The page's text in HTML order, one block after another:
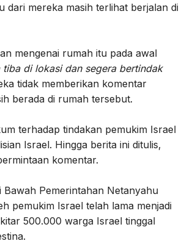
dari mereka masih terlihat berjalan di
mengenai rumah itu pada awal
tiba di lokasi dan segera bertindak
tidak memberikan komentar
berada di rumah tersebut.
terhadap tindakan pemukim Israel
Israel. Hingga berita ini ditulis,
komentar.
Pemerintahan Netanyahu
pemukim Israel telah lama menjadi
500.000 warga Israel tinggal